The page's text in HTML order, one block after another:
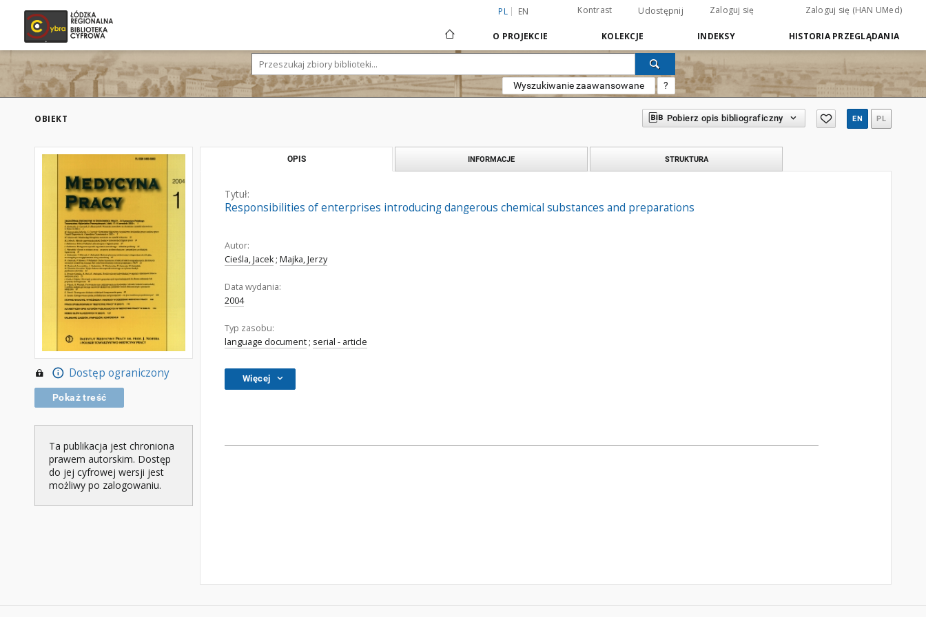
PL EN Kontrast Udostępnij Zaloguj się Zaloguj się (HAN UMed)
O PROJEKCIE KOLEKCJE INDEKSY HISTORIA PRZEGLĄDANIA
Wyszukiwanie zaawansowane ?
OBIEKT Pobierz opis bibliograficzny EN PL
Dostęp ograniczony
Pokaż treść
Ta publikacja jest chroniona
prawem autorskim. Dostęp
do jej cyfrowej wersji jest
możliwy po zalogowaniu.
OPIS INFORMACJE STRUKTURA
Tytuł:
Responsibilities of enterprises introducing dangerous chemical substances and preparations
Autor:
Cieśla, Jacek; Majka, Jerzy
Data wydania:
2004
Typ zasobu:
language document ; serial - article
Więcej